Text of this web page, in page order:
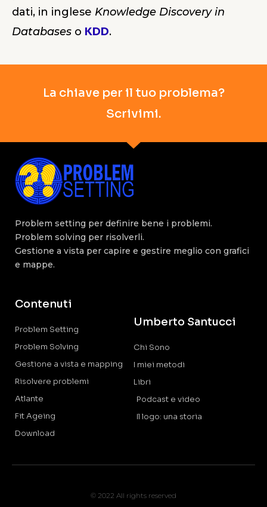
dati, in inglese Knowledge Discovery in
Databases o KDD.
La chiave per il tuo problema?
Scrivimi.
Problem setting per definire bene i problemi.
Problem solving per risolverli.
Gestione a vista per capire e gestire meglio con grafici
e mappe.
Contenuti
Problem Setting
Problem Solving
Gestione a vista e mapping
Risolvere problemi
Atlante
Fit Ageing
Download
Umberto Santucci
Chi Sono
I miei metodi
Libri
Podcast e video
Il logo: una storia
© 2022 All rights reserved